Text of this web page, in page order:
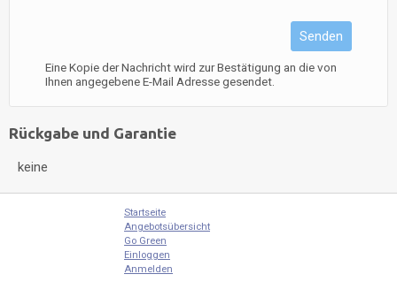
Senden
Eine Kopie der Nachricht wird zur Bestätigung an die von
Ihnen angegebene E-Mail Adresse gesendet.
Rückgabe und Garantie
keine
Startseite
Angebotsübersicht
Go Green
Einloggen
Anmelden